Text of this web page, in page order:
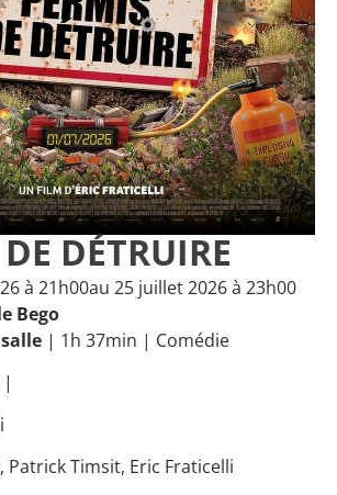
DÉTRUIRE
à 21h00au 25 juillet 2026 à 23h00
Bego
| 1h 37min | Comédie
|
, Patrick Timsit, Eric Fraticelli